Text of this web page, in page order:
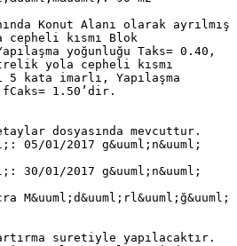
Konut Alanı olarak ayrılmış
kısmı Blok
yoğunluğu Taks= 0.40,
yola cepheli kısmı
5 kata imarlı, Yapılaşma
1.50’dir.
dosyasında mevcuttur.
05/01/2017 g&uuml;n&uuml;
30/01/2017 g&uuml;n&uuml;
M&uuml;d&uuml;rl&uuml;ğ&uuml;
suretiyle yapılacaktır.